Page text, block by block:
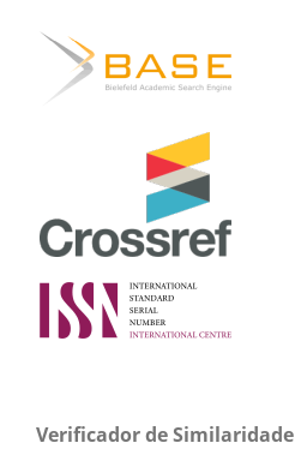
Verificador de Similaridade